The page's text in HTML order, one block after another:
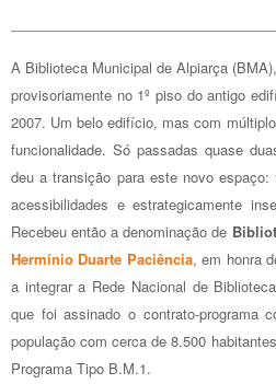
A Biblioteca Municipal de Alpiarça
provisoriamente no 1º piso do antigo
2007. Um belo edifício, mas com
funcionalidade. Só passadas quase
deu a transição para este novo
acessibilidades e estrategicamente
Recebeu então a denominação de
Hermínio Duarte Paciência, em honra
a integrar a Rede Nacional de
que foi assinado o contrato-programa
população com cerca de 8.500
Programa Tipo B.M.1.